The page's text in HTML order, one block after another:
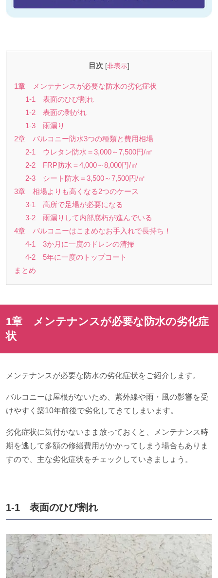
目次 [非表示]
1章 メンテナンスが必要な防水の劣化症状
1-1 表面のひび割れ
1-2 表面の剥がれ
1-3 雨漏り
2章 バルコニー防水3つの種類と費用相場
2-1 ウレタン防水＝3,000～7,500円/㎡
2-2 FRP防水＝4,000～8,000円/㎡
2-3 シート防水＝3,500～7,500円/㎡
3章 相場よりも高くなる2つのケース
3-1 高所で足場が必要になる
3-2 雨漏りして内部腐朽が進んでいる
4章 バルコニーはこまめなお手入れで長持ち！
4-1 3か月に一度のドレンの清掃
4-2 5年に一度のトップコート
まとめ
1章 メンテナンスが必要な防水の劣化症
状
メンテナンスが必要な防水の劣化症状をご紹介します。
バルコニーは屋根がないため、紫外線や雨・風の影響を受
けやすく築10年前後で劣化してきてしまいます。
劣化症状に気付かないまま放っておくと、メンテナンス時
期を逃して多額の修繕費用がかかってしまう場合もありま
すので、主な劣化症状をチェックしていきましょう。
1-1 表面のひび割れ